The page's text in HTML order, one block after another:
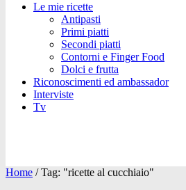
Le mie ricette
Antipasti
Primi piatti
Secondi piatti
Contorni e Finger Food
Dolci e frutta
Riconoscimenti ed ambassador
Interviste
Tv
Home /Tag: "ricette al cucchiaio"